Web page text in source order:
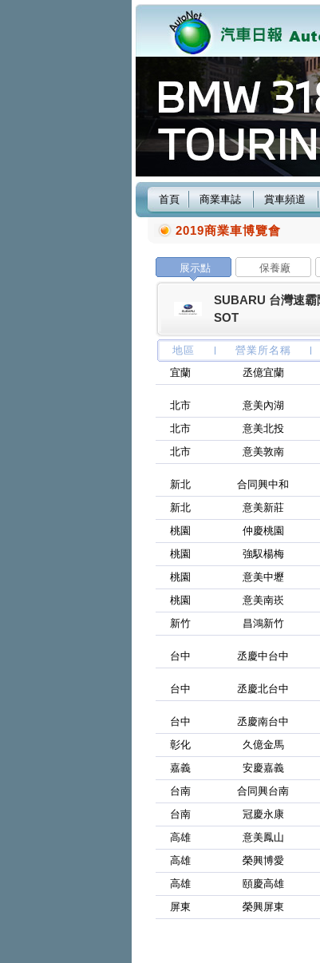
首頁 商業車誌 賞車頻道
2019商業車博覽會
展示點 保養廠
SUBARU 台灣速霸
SOT
地區 營業所名稱
宜蘭
丞億宜蘭
北市 意美內湖
北市
意美北投
北市
意美敦南
新北 合同興中和
新北
意美新莊
桃園
仲慶桃園
桃園
強馭楊梅
桃園
意美中壢
桃園
意美南崁
新竹
昌鴻新竹
台中 丞慶中台中
台中 丞慶北台中
台中 丞慶南台中
彰化
久億金馬
嘉義
安慶嘉義
台南
合同興台南
台南
冠慶永康
高雄
意美鳳山
高雄
榮興博愛
高雄
頤慶高雄
屏東
榮興屏東